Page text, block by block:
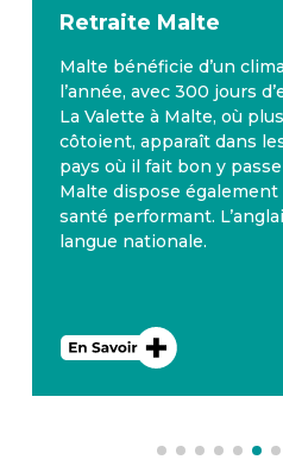
Retraite Malte
Malte bénéficie d’un
l’année, avec 300 jours
La Valette à Malte, où
côtoient, apparaît dans
pays où il fait bon y
Malte dispose également
santé performant.
langue nationale.